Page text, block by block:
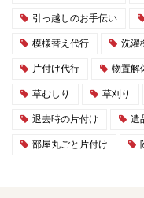
引っ越しのお手伝い
模様替え代行 洗濯
片付け代行 物置解
草むしり 草刈り
退去時の片付け 遺
部屋丸ごと片付け